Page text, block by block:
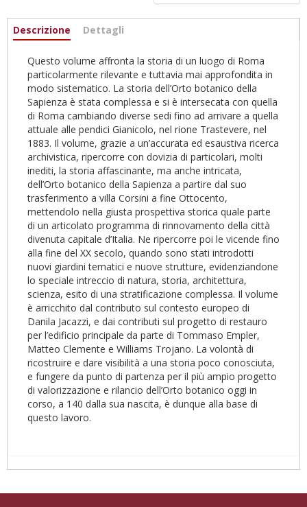
Informazioni
Descrizione (scheda
Dettagli
Questo volume affronta la storia di un luogo di Roma
particolarmente rilevante e tuttavia mai approfondita in
modo sistematico. La storia dell’Orto botanico della
Sapienza è stata complessa e si è intersecata con quella
di Roma cambiando diverse sedi fino ad arrivare a quella
attuale alle pendici Gianicolo, nel rione Trastevere, nel
1883. Il volume, grazie a un’accurata ed esaustiva ricerca
archivistica, ripercorre con dovizia di particolari, molti
inediti, la storia affascinante, ma anche intricata,
dell’Orto botanico della Sapienza a partire dal suo
trasferimento a villa Corsini a fine Ottocento,
mettendolo nella giusta prospettiva storica quale parte
di un articolato programma di rinnovamento della città
divenuta capitale d’Italia. Ne ripercorre poi le vicende fino
alla fine del XX secolo, quando sono stati introdotti
nuovi giardini tematici e nuove strutture, evidenziandone
lo speciale intreccio di natura, storia, architettura,
scienza, esito di una stratificazione complessa. Il volume
è arricchito dal contributo sul contesto europeo di
Danila Jacazzi, e dai contributi sul progetto di restauro
per l’edificio principale da parte di Tommaso Empler,
Matteo Clemente e Williams Trojano. La volontà di
ricostruire e dare visibilità a una storia poco conosciuta,
e fungere da punto di partenza per il più ampio progetto
di valorizzazione e rilancio dell’Orto botanico oggi in
corso, a 140 dalla sua nascita, è dunque alla base di
questo lavoro.